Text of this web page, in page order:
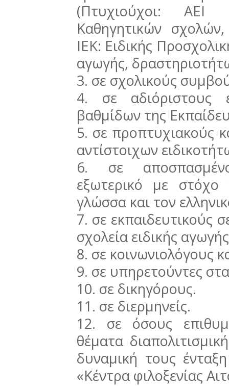
(Πτυχιούχοι: ΑΕΙ
Καθηγητικών
ΙΕΚ: Ειδικής
αγωγής,
3. σε σχολικούς
4. σε αδιόριστους
βαθμίδων της
5. σε προπτυχιακούς
αντίστοιχων
6. σε
εξωτερικό με στόχο
γλώσσα και τον
7. σε εκπαιδευτικούς
σχολεία ειδικής
8. σε κοινωνιολόγους
9. σε υπηρετούντες
10. σε δικηγόρους.
11. σε διερμηνείς.
12. σε όσους
θέματα
δυναμική τους
«Κέντρα φιλοξενίας